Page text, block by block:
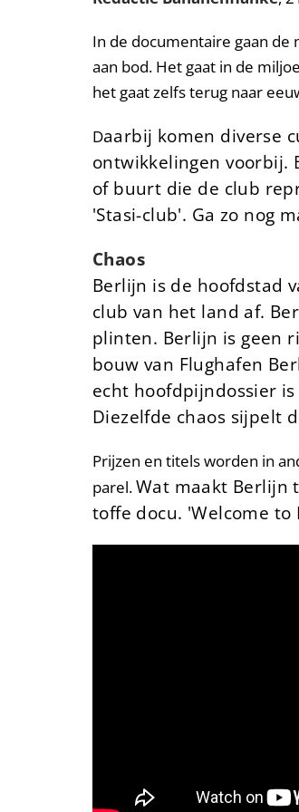
In de documentaire gaan de
aan bod. Het gaat in de
het gaat zelfs terug naar
Daarbij komen diverse
ontwikkelingen voorbij.
of buurt die de club
'Stasi-club'. Ga zo nog
Chaos
Berlijn is de hoofdstad
club van het land af.
plinten. Berlijn is geen
bouw van Flughafen
echt hoofdpijndossier
Diezelfde chaos sijpelt
Prijzen en titels worden in
parel.Wat maakt Berlijn
toffe docu. 'Welcome